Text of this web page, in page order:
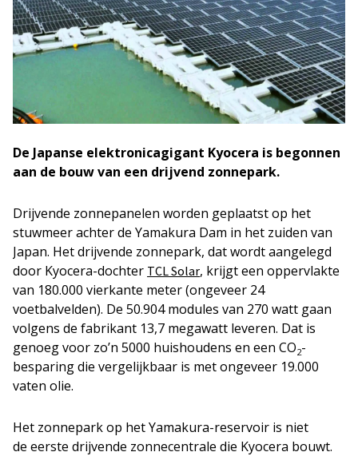
De Japanse elektronicagigant Kyocera is begonnen
aan de bouw van een drijvend zonnepark.
Drijvende zonnepanelen worden geplaatst op het
stuwmeer achter de Yamakura Dam in het zuiden van
Japan. Het drijvende zonnepark, dat wordt aangelegd
door Kyocera-dochter TCL Solar, krijgt een oppervlakte
van 180.000 vierkante meter (ongeveer 24
voetbalvelden). De 50.904 modules van 270 watt gaan
volgens de fabrikant 13,7 megawatt leveren. Dat is
genoeg voor zo’n 5000 huishoudens en een CO2-
besparing die vergelijkbaar is met ongeveer 19.000
vaten olie.
Het zonnepark op het Yamakura-reservoir is niet
de eerste drijvende zonnecentrale die Kyocera bouwt.